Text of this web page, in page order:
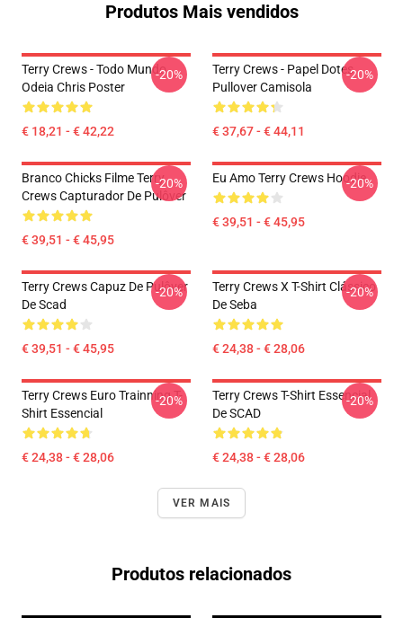
Produtos Mais vendidos
Terry Crews - Todo Mundo
Odeia Chris Poster
€ 18,21 - € 42,22
-20%
Terry Crews - Papel Dotes
Pullover Camisola
€ 37,67 - € 44,11
-20%
Branco Chicks Filme Terry
Crews Capturador De Pulôver
€ 39,51 - € 45,95
-20% Eu Amo Terry Crews Hoodie
€ 39,51 - € 45,95
-20%
Terry Crews Capuz De Pulôver
De Scad
€ 39,51 - € 45,95
-20%
Terry Crews X T-Shirt Clássico
De Seba
€ 24,38 - € 28,06
-20%
Terry Crews Euro Trainning T-
Shirt Essencial
€ 24,38 - € 28,06
-20%
Terry Crews T-Shirt Essencial
De SCAD
€ 24,38 - € 28,06
-20%
VER MAIS
Produtos relacionados